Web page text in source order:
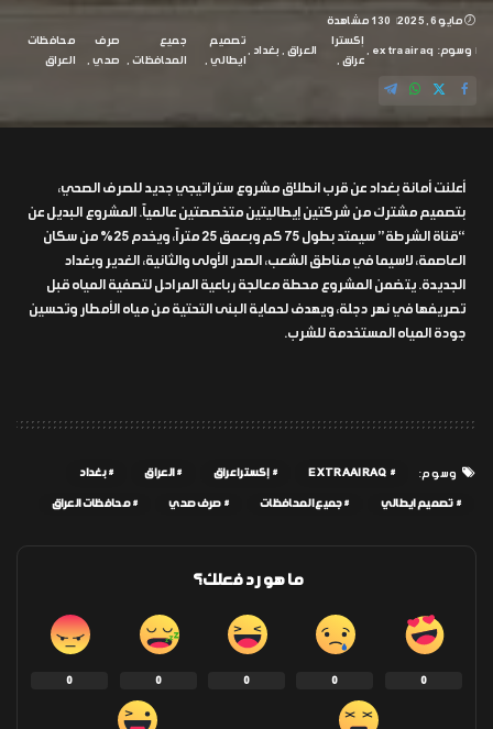
مايو 6, 2025 130 مشاهدة
وسوم: extraairaq
إكسترا
عراق
العراق بغداد
تصميم
ايطالي
جميع
المحافظات
صرف
صحي
محافظات
العراق
أعلنت أمانة بغداد عن قرب انطلاق مشروع ستراتيجي جديد للصرف الصحي،
بتصميم مشترك من شركتين إيطاليتين متخصصتين عالمياً. المشروع البديل عن
“قناة الشرطة” سيمتد بطول 75 كم وبعمق 25 متراً، ويخدم 25% من سكان
العاصمة، لاسيما في مناطق الشعب، الصدر الأولى والثانية، الغدير وبغداد
الجديدة. يتضمن المشروع محطة معالجة رباعية المراحل لتصفية المياه قبل
تصريفها في نهر دجلة، ويهدف لحماية البنى التحتية من مياه الأمطار وتحسين
جودة المياه المستخدمة للشرب.
وسوم: EXTRAAIRAQ إكسترا عراق العراق بغداد
تصميم ايطالي جميع المحافظات صرف صحي محافظات العراق
ما هو رد فعلك؟
0
0
0
0
0